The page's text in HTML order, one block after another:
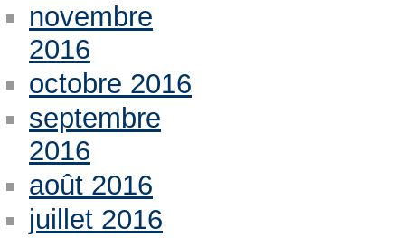
novembre
2016
octobre 2016
septembre
2016
août 2016
juillet 2016